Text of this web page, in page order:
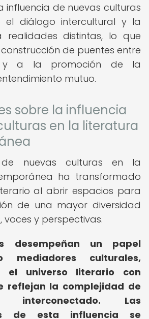
influencia de nuevas culturas
el diálogo intercultural y la
realidades distintas, lo que
de puentes entre
y a la promoción de la
mutuo.
sobre la influencia
en la literatura
nuevas culturas en la
ha transformado
al abrir espacios para
de una mayor diversidad
voces y perspectivas.
desempeñan un papel
mediadores culturales,
el universo literario con
reflejan la complejidad de
Las
de esta influencia se